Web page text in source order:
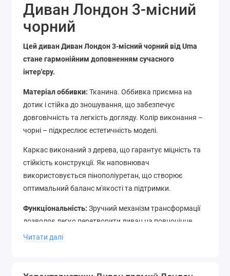
Диван Лондон 3-місний
чорний
Цей диван Диван Лондон 3-місний чорний від Uma
стане гармонійним доповненням сучасного
інтер'єру.
Матеріал оббивки: Тканина. Оббивка приємна на
дотик і стійка до зношування, що забезпечує
довговічність та легкість догляду. Колір виконання –
чорні – підкреслює естетичність моделі.
Каркас виконаний з дерева, що гарантує міцність та
стійкість конструкції. Як наповнювач
використовується пінополіуретан, що створює
оптимальний баланс м'якості та підтримки.
Функціональність: Зручний механізм трансформації
дозволяє легко перетворити диван на повноцінне
спальне місце розміром 140x190 см для комфортного
Читати далі